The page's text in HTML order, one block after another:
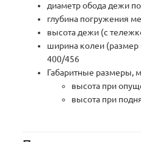
диаметр обода дежи
глубина погружения
высота дежи (с
ширина колеи (размер
400/456
Габаритные размеры,
высота при
высота при